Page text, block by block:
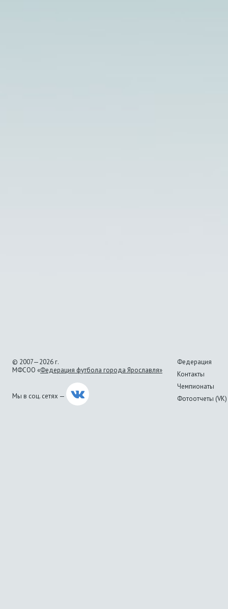
© 2007—2026 г.
МФСОО «Федерация футбола города Ярославля»
Мы в соц. сетях —
Федерация
Контакты
Чемпионаты
Фотоотчеты (VK)